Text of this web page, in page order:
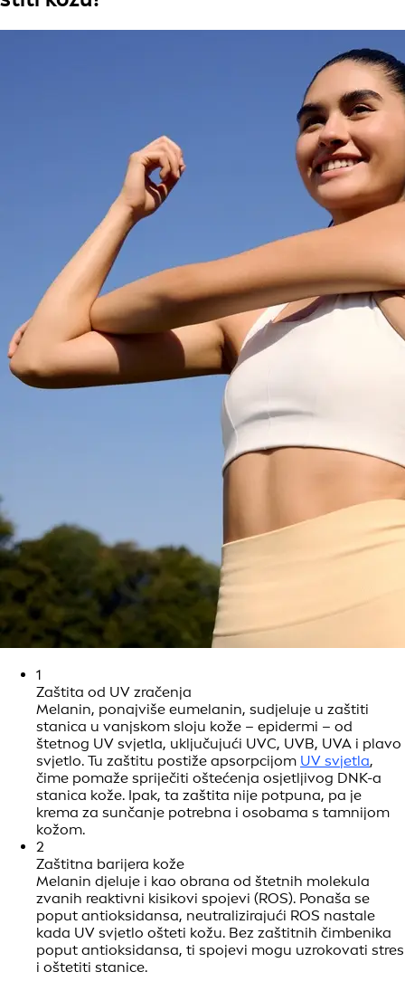
1
Zaštita od UV zračenja
Melanin, ponajviše eumelanin, sudjeluje u zaštiti
stanica u vanjskom sloju kože – epidermi – od
štetnog UV svjetla, uključujući UVC, UVB, UVA i plavo
svjetlo. Tu zaštitu postiže apsorpcijom UV svjetla,
čime pomaže spriječiti oštećenja osjetljivog DNK-a
stanica kože. Ipak, ta zaštita nije potpuna, pa je
krema za sunčanje potrebna i osobama s tamnijom
kožom.
2
Zaštitna barijera kože
Melanin djeluje i kao obrana od štetnih molekula
zvanih reaktivni kisikovi spojevi (ROS). Ponaša se
poput antioksidansa, neutralizirajući ROS nastale
kada UV svjetlo ošteti kožu. Bez zaštitnih čimbenika
poput antioksidansa, ti spojevi mogu uzrokovati stres
i oštetiti stanice.